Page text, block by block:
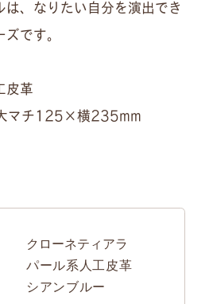
は、なりたい自分を演出でき
です。
皮革
マチ125×横235mm
クローネティアラ
パール系人工皮革
シアンブルー